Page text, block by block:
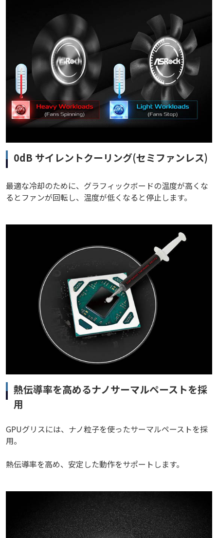
0dB サイレントクーリング(セミファンレス)
最適な冷却のために、グラフィックボードの温度が高くな
るとファンが回転し、温度が低くなると停止します。
熱伝導率を高めるナノサーマルペーストを採
用
GPUグリスには、ナノ粒子を使ったサーマルペーストを採
用。
熱伝導率を高め、安定した動作をサポートします。